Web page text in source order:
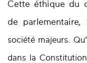
Cette éthique du
de
société majeurs.
dans la